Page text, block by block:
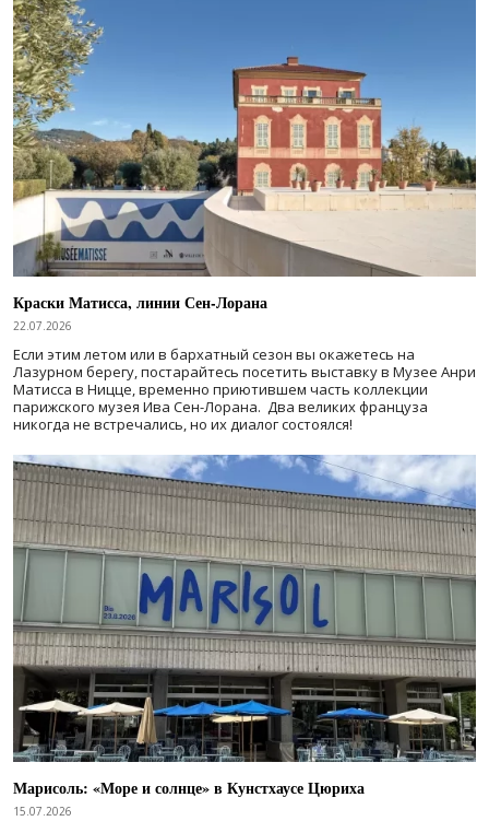
Краски Матисса, линии Сен-Лорана
22.07.2026
Если этим летом или в бархатный сезон вы окажетесь на
Лазурном берегу, постарайтесь посетить выставку в Музее Анри
Матисса в Ницце, временно приютившем часть коллекции
парижского музея Ива Сен-Лорана. Два великих француза
никогда не встречались, но их диалог состоялся!
Марисоль: «Море и солнце» в Кунстхаусе Цюриха
15.07.2026